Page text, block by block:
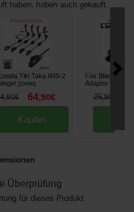
haben, haben auch gekauft:
Tiki Taka IMS-2
[204595]
,90€ 64,90€
Kaufen
Fox Black
Adaptor
25,90
Überprüfung
für dieses Produkt